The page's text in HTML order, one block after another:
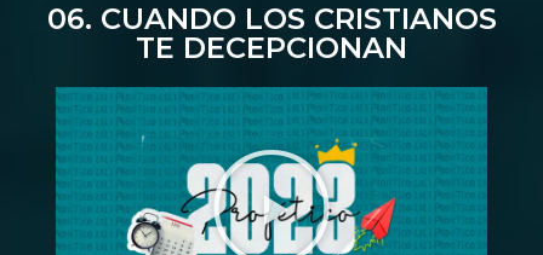
06. CUANDO LOS CRISTIANOS
TE DECEPCIONAN